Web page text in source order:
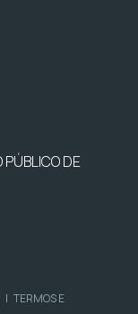
PÚBLICO DE
| TERMOS E